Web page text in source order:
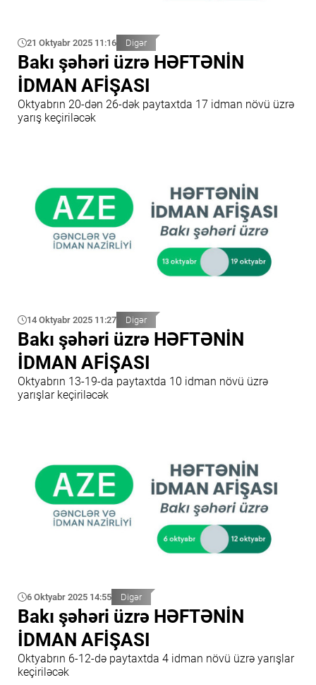
21 Oktyabr 2025 11:16 Digər
Bakı şəhəri üzrə HƏFTƏNİN
İDMAN AFİŞASI
Oktyabrın 20-dən 26-dək paytaxtda 17 idman növü üzrə
yarış keçiriləcək
14 Oktyabr 2025 11:27 Digər
Bakı şəhəri üzrə HƏFTƏNİN
İDMAN AFİŞASI
Oktyabrın 13-19-da paytaxtda 10 idman növü üzrə
yarışlar keçiriləcək
6 Oktyabr 2025 14:55 Digər
Bakı şəhəri üzrə HƏFTƏNİN
İDMAN AFİŞASI
Oktyabrın 6-12-də paytaxtda 4 idman növü üzrə yarışlar
keçiriləcək